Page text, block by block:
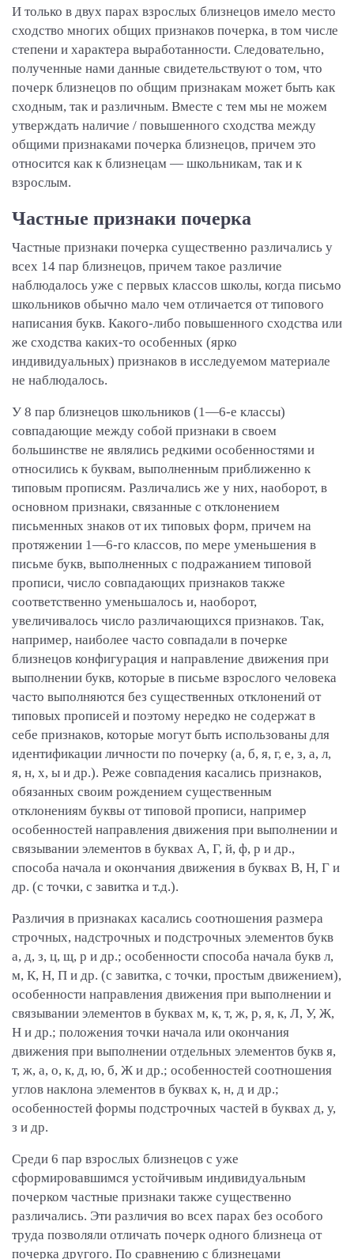
И только в двух парах взрослых близнецов имело место
сходство многих общих признаков почерка, в том числе
степени и характера выработанности. Следовательно,
полученные нами данные свидетельствуют о том, что
почерк близнецов по общим признакам может быть как
сходным, так и различным. Вместе с тем мы не можем
утверждать наличие / повышенного сходства между
общими признаками почерка близнецов, причем это
относится как к близнецам — школьникам, так и к
взрослым.
Частные признаки почерка
Частные признаки почерка существенно различались у
всех 14 пар близнецов, причем такое различие
наблюдалось уже с первых классов школы, когда письмо
школьников обычно мало чем отличается от типового
написания букв. Какого-либо повышенного сходства или
же сходства каких-то особенных (ярко
индивидуальных) признаков в исследуемом материале
не наблюдалось.
У 8 пар близнецов школьников (1—6-е классы)
совпадающие между собой признаки в своем
большинстве не являлись редкими особенностями и
относились к буквам, выполненным приближенно к
типовым прописям. Различались же у них, наоборот, в
основном признаки, связанные с отклонением
письменных знаков от их типовых форм, причем на
протяжении 1—6-го классов, по мере уменьшения в
письме букв, выполненных с подражанием типовой
прописи, число совпадающих признаков также
соответственно уменьшалось и, наоборот,
увеличивалось число различающихся признаков. Так,
например, наиболее часто совпадали в почерке
близнецов конфигурация и направление движения при
выполнении букв, которые в письме взрослого человека
часто выполняются без существенных отклонений от
типовых прописей и поэтому нередко не содержат в
себе признаков, которые могут быть использованы для
идентификации личности по почерку (а, б, я, г, е, з, а, л,
я, н, х, ы и др.). Реже совпадения касались признаков,
обязанных своим рождением существенным
отклонениям буквы от типовой прописи, например
особенностей направления движения при выполнении и
связывании элементов в буквах А, Г, й, ф, р и др.,
способа начала и окончания движения в буквах В, Н, Г и
др. (с точки, с завитка и т.д.).
Различия в признаках касались соотношения размера
строчных, надстрочных и подстрочных элементов букв
а, д, з, ц, щ, р и др.; особенности способа начала букв л,
м, К, Н, П и др. (с завитка, с точки, простым движением),
особенности направления движения при выполнении и
связывании элементов в буквах м, к, т, ж, р, я, к, Л, У, Ж,
Н и др.; положения точки начала или окончания
движения при выполнении отдельных элементов букв я,
т, ж, а, о, к, д, ю, б, Ж и др.; особенностей соотношения
углов наклона элементов в буквах к, н, д и др.;
особенностей формы подстрочных частей в буквах д, у,
з и др.
Среди 6 пар взрослых близнецов с уже
сформировавшимся устойчивым индивидуальным
почерком частные признаки также существенно
различались. Эти различия во всех парах без особого
труда позволяли отличать почерк одного близнеца от
почерка другого. По сравнению с близнецами